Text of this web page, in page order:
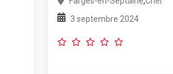
3 septembre 2024